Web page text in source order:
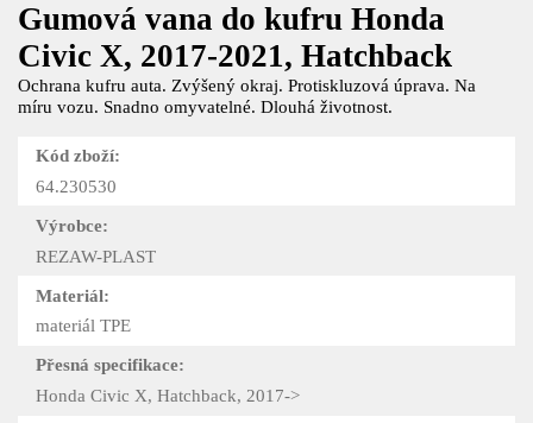
Gumová vana do kufru Honda
Civic X, 2017-2021, Hatchback
Ochrana kufru auta. Zvýšený okraj. Protiskluzová úprava. Na
míru vozu. Snadno omyvatelné. Dlouhá životnost.
Kód zboží:
64.230530
Výrobce:
REZAW-PLAST
Materiál:
materiál TPE
Přesná specifikace:
Honda Civic X, Hatchback, 2017->